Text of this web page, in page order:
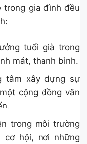
trong gia đình đều
tuổi già trong
mát, thanh bình.
tâm xây dựng sự
cộng đồng văn
trong môi trường
cơ hội, nơi những